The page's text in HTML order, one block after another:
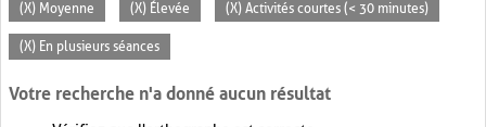
(X) Moyenne (X) Élevée (X) Activités courtes (< 30 minutes)
(X) En plusieurs séances
Votre recherche n'a donné aucun résultat